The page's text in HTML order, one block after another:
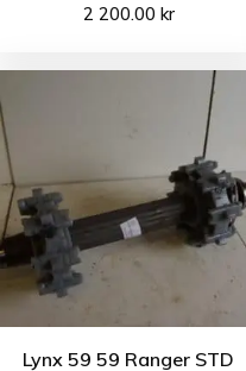
2 200.00 kr
Lynx 59 59 Ranger STD